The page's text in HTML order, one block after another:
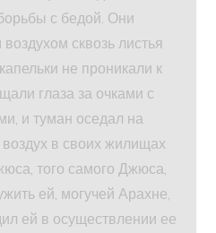
с бедой. Они
сквозь листья
не проникали к
глаза за очками с
и туман оседал на
в своих жилищах
того самого Джюса,
ей, могучей Арахне,
ей в осуществлении ее